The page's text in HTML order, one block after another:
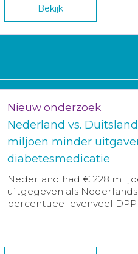
Bekijk
Nieuw onderzoek
Nederland vs.
miljoen minder
diabetesmedicatie
Nederland had € 228
uitgegeven als
percentueel evenveel